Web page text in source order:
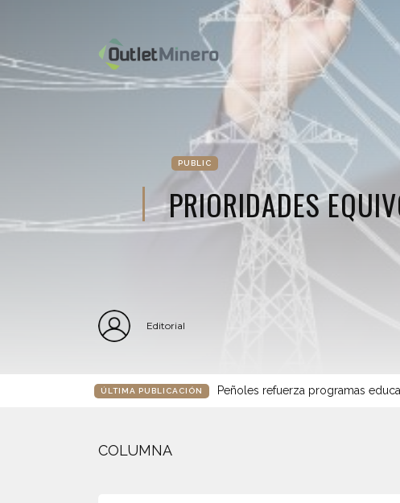
PUBLIC
PRIORIDADES
Editorial
ÚLTIMA PUBLICACIÓN Peñoles refuerza programas
COLUMNA